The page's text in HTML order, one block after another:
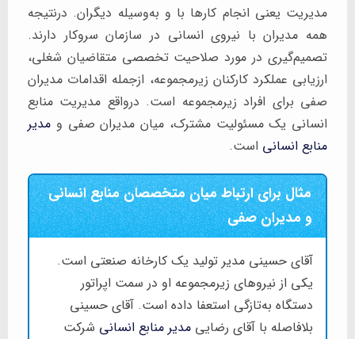
مدیریت یعنی انجام کارها با و به‌وسیله دیگران. درنتیجه
همه مدیران با نیروی انسانی در سازمان سروکار دارند.
تصمیم‌گیری در مورد صلاحیت تخصصی متقاضیان شغلی،
ارزیابی عملکرد کارکنان زیرمجموعه، ازجمله اقدامات مدیران
صفی برای افراد زیرمجموعه است. درواقع مدیریت منابع
انسانی یک مسئولیت مشترک، میان مدیران صفی و مدیر
منابع انسانی است.
مثال برای ارتباط میان متخصصان منابع انسانی
و مدیران صفی
آقای حسینی مدیر تولید یک کارخانه صنعتی است.
یکی از نیروهای زیرمجموعه او در سمت اپراتور
دستگاه به‌تازگی استعفا داده است. آقای حسینی
بلافاصله با آقای رضایی مدیر منابع انسانی شرکت